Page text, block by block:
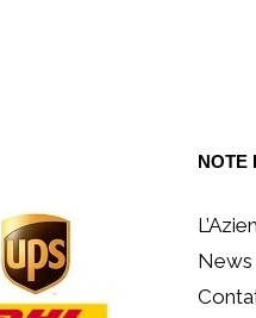
NOTE
News